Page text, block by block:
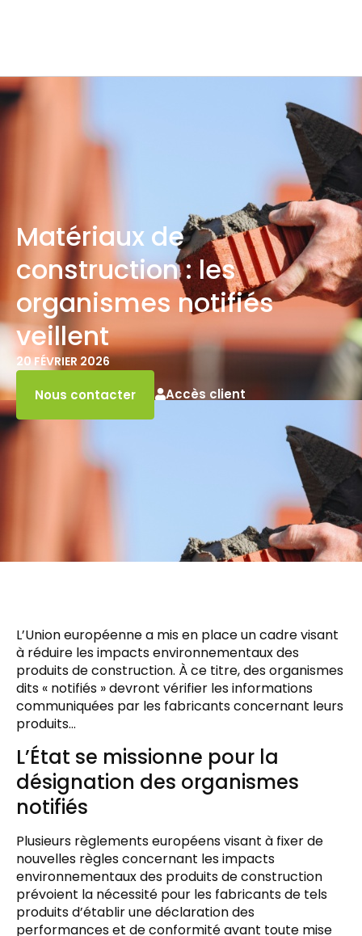
Matériaux de
construction : les
organismes notifiés
veillent
20 FÉVRIER 2026
Nous contacter Accès client
L’Union européenne a mis en place un cadre visant
à réduire les impacts environnementaux des
produits de construction. À ce titre, des organismes
dits « notifiés » devront vérifier les informations
communiquées par les fabricants concernant leurs
produits…
L’État se missionne pour la
désignation des organismes
notifiés
Plusieurs règlements européens visant à fixer de
nouvelles règles concernant les impacts
environnementaux des produits de construction
prévoient la nécessité pour les fabricants de tels
produits d’établir une déclaration des
performances et de conformité avant toute mise